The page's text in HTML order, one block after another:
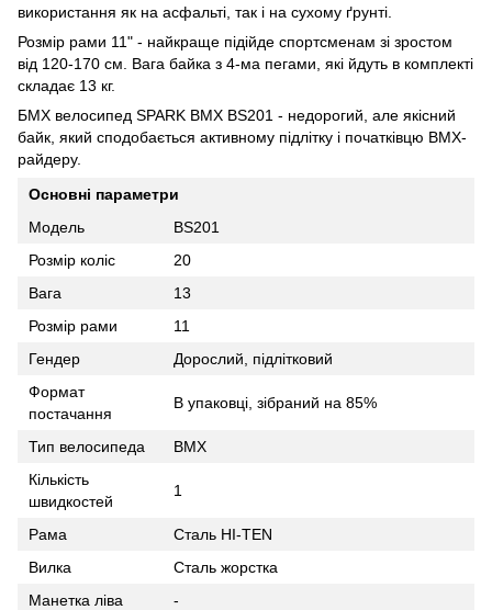
використання як на асфальті, так і на сухому ґрунті.
Розмір рами 11" - найкраще підійде спортсменам зі зростом
від 120-170 см. Вага байка з 4-ма пегами, які йдуть в комплекті
складає 13 кг.
БМХ велосипед SPARK BMX BS201 - недорогий, але якісний
байк, який сподобається активному підлітку і початківцю BMX-
райдеру.
Основні параметри
Модель
BS201
Розмір коліс
20
Вага
13
Розмір рами
11
Гендер
Дорослий, підлітковий
Формат
постачання
В упаковці, зібраний на 85%
Тип велосипеда
BMX
Кількість
швидкостей
1
Рама
Сталь HI-TEN
Вилка
Сталь жорстка
Манетка ліва
-